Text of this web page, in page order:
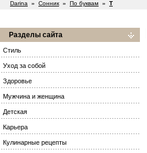
Darina » Сонник » По буквам » Т
Разделы сайта
Стиль
Уход за собой
Здоровье
Мужчина и женщина
Детская
Карьера
Кулинарные рецепты